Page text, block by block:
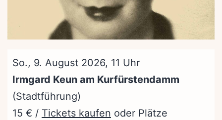
So., 9. August 2026, 11 Uhr
Irmgard Keun am Kurfürstendamm
(Stadtführung)
15 € / Tickets kaufen oder Plätze